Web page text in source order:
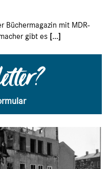
Büchermagazin mit MDR-
gibt es [...]